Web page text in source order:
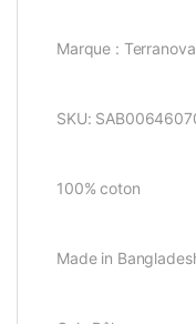
Marque : Terranova
SKU:
100% coton
Made in